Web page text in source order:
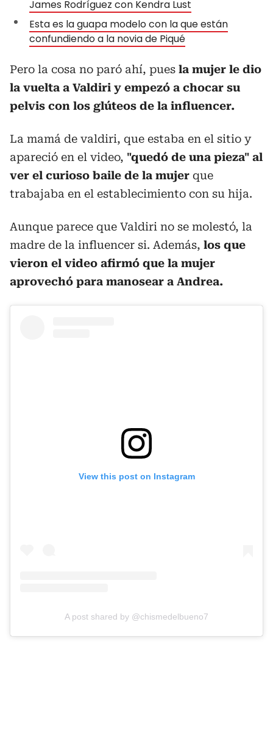
James Rodríguez con Kendra Lust
Esta es la guapa modelo con la que están
confundiendo a la novia de Piqué
Pero la cosa no paró ahí, pues la mujer le dio
la vuelta a Valdiri y empezó a chocar su
pelvis con los glúteos de la influencer.
La mamá de valdiri, que estaba en el sitio y
apareció en el video, "quedó de una pieza" al
ver el curioso baile de la mujer que
trabajaba en el establecimiento con su hija.
Aunque parece que Valdiri no se molestó, la
madre de la influencer si. Además, los que
vieron el video afirmó que la mujer
aprovechó para manosear a Andrea.
View this post on Instagram
A post shared by @chismedelbueno7